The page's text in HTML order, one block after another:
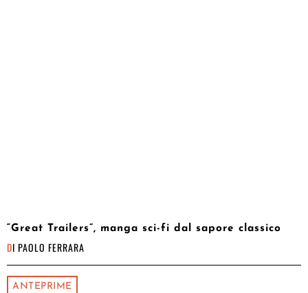
“Great Trailers”, manga sci-fi dal sapore classico
DI PAOLO FERRARA
ANTEPRIME